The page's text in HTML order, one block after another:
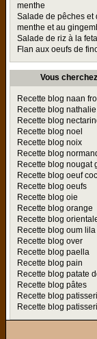
menthe
Salade de pêches et
menthe et au
Salade de riz à la
Flan aux oeufs de
Vous
Recette blog naan
Recette blog nathalie
Recette blog
Recette blog noel
Recette blog noix
Recette blog
Recette blog nougat
Recette blog oeuf
Recette blog oeufs
Recette blog oie
Recette blog orange
Recette blog
Recette blog oum lila
Recette blog over
Recette blog paella
Recette blog pain
Recette blog patate
Recette blog pâtes
Recette blog
Recette blog